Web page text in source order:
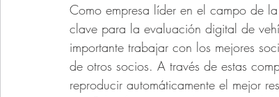
Como empresa líder en el campo de
clave para la evaluación digital de
importante trabajar con los mejores
de otros socios. A través de estas
reproducir automáticamente el mejor